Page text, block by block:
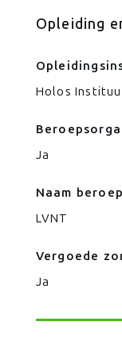
Opleiding
Holos
Ja
Naam
LVNT
Vergoede
Ja